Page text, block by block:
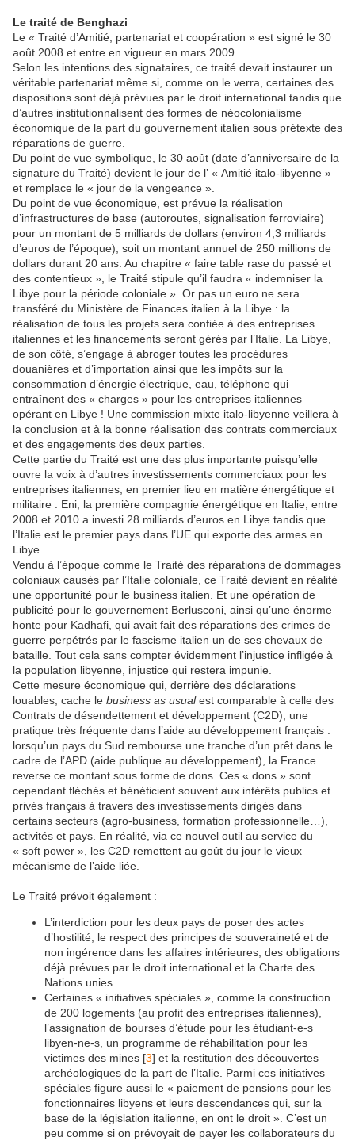
Le traité de Benghazi
Le « Traité d’Amitié, partenariat et coopération » est signé le 30
août 2008 et entre en vigueur en mars 2009.
Selon les intentions des signataires, ce traité devait instaurer un
véritable partenariat même si, comme on le verra, certaines des
dispositions sont déjà prévues par le droit international tandis que
d’autres institutionnalisent des formes de néocolonialisme
économique de la part du gouvernement italien sous prétexte des
réparations de guerre.
Du point de vue symbolique, le 30 août (date d’anniversaire de la
signature du Traité) devient le jour de l’ « Amitié italo-libyenne »
et remplace le « jour de la vengeance ».
Du point de vue économique, est prévue la réalisation
d’infrastructures de base (autoroutes, signalisation ferroviaire)
pour un montant de 5 milliards de dollars (environ 4,3 milliards
d’euros de l’époque), soit un montant annuel de 250 millions de
dollars durant 20 ans. Au chapitre « faire table rase du passé et
des contentieux », le Traité stipule qu’il faudra « indemniser la
Libye pour la période coloniale ». Or pas un euro ne sera
transféré du Ministère de Finances italien à la Libye : la
réalisation de tous les projets sera confiée à des entreprises
italiennes et les financements seront gérés par l’Italie. La Libye,
de son côté, s’engage à abroger toutes les procédures
douanières et d’importation ainsi que les impôts sur la
consommation d’énergie électrique, eau, téléphone qui
entraînent des « charges » pour les entreprises italiennes
opérant en Libye ! Une commission mixte italo-libyenne veillera à
la conclusion et à la bonne réalisation des contrats commerciaux
et des engagements des deux parties.
Cette partie du Traité est une des plus importante puisqu’elle
ouvre la voix à d’autres investissements commerciaux pour les
entreprises italiennes, en premier lieu en matière énergétique et
militaire : Eni, la première compagnie énergétique en Italie, entre
2008 et 2010 a investi 28 milliards d’euros en Libye tandis que
l’Italie est le premier pays dans l’UE qui exporte des armes en
Libye.
Vendu à l’époque comme le Traité des réparations de dommages
coloniaux causés par l’Italie coloniale, ce Traité devient en réalité
une opportunité pour le business italien. Et une opération de
publicité pour le gouvernement Berlusconi, ainsi qu’une énorme
honte pour Kadhafi, qui avait fait des réparations des crimes de
guerre perpétrés par le fascisme italien un de ses chevaux de
bataille. Tout cela sans compter évidemment l’injustice infligée à
la population libyenne, injustice qui restera impunie.
Cette mesure économique qui, derrière des déclarations
louables, cache le business as usualest comparable à celle des
Contrats de désendettement et développement (C2D), une
pratique très fréquente dans l’aide au développement français :
lorsqu’un pays du Sud rembourse une tranche d’un prêt dans le
cadre de l’APD (aide publique au développement), la France
reverse ce montant sous forme de dons. Ces « dons » sont
cependant fléchés et bénéficient souvent aux intérêts publics et
privés français à travers des investissements dirigés dans
certains secteurs (agro-business, formation professionnelle…),
activités et pays. En réalité, via ce nouvel outil au service du
« soft power », les C2D remettent au goût du jour le vieux
mécanisme de l’aide liée.
Le Traité prévoit également :
L’interdiction pour les deux pays de poser des actes
d’hostilité, le respect des principes de souveraineté et de
non ingérence dans les affaires intérieures, des obligations
déjà prévues par le droit international et la Charte des
Nations unies.
Certaines « initiatives spéciales », comme la construction
de 200 logements (au profit des entreprises italiennes),
l’assignation de bourses d’étude pour les étudiant-e-s
libyen-ne-s, un programme de réhabilitation pour les
victimes des mines [3] et la restitution des découvertes
archéologiques de la part de l’Italie. Parmi ces initiatives
spéciales figure aussi le « paiement de pensions pour les
fonctionnaires libyens et leurs descendances qui, sur la
base de la législation italienne, en ont le droit ». C’est un
peu comme si on prévoyait de payer les collaborateurs du